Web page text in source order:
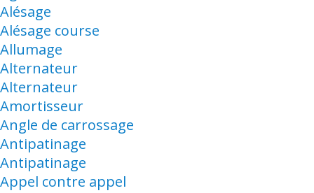
Alésage
Alésage course
Allumage
Alternateur
Alternateur
Amortisseur
Angle de carrossage
Antipatinage
Antipatinage
Appel contre appel